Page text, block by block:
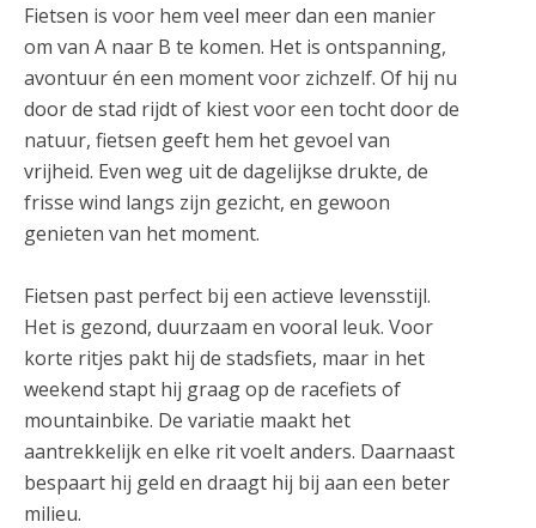
Fietsen is voor hem veel meer dan een manier
om van A naar B te komen. Het is ontspanning,
avontuur én een moment voor zichzelf. Of hij nu
door de stad rijdt of kiest voor een tocht door de
natuur, fietsen geeft hem het gevoel van
vrijheid. Even weg uit de dagelijkse drukte, de
frisse wind langs zijn gezicht, en gewoon
genieten van het moment.
Fietsen past perfect bij een actieve levensstijl.
Het is gezond, duurzaam en vooral leuk. Voor
korte ritjes pakt hij de stadsfiets, maar in het
weekend stapt hij graag op de racefiets of
mountainbike. De variatie maakt het
aantrekkelijk en elke rit voelt anders. Daarnaast
bespaart hij geld en draagt hij bij aan een beter
milieu.